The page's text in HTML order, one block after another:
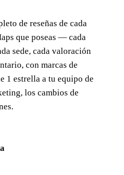
de reseñas de cada
que poseas — cada
sede, cada valoración
con marcas de
1 estrella a tu equipo de
los cambios de